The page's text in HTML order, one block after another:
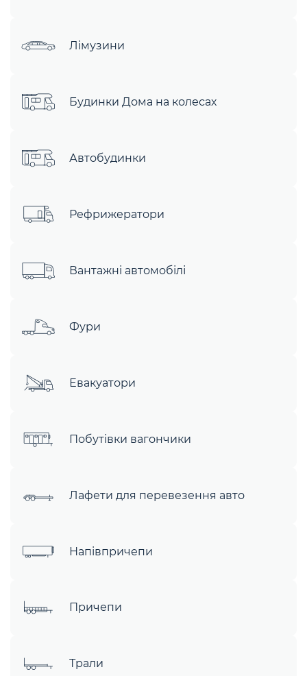
Лімузини
Будинки Дома на колесах
Автобудинки
Рефрижератори
Вантажні автомобілі
Фури
Евакуатори
Побутівки вагончики
Лафети для перевезення авто
Напівпричепи
Причепи
Трали